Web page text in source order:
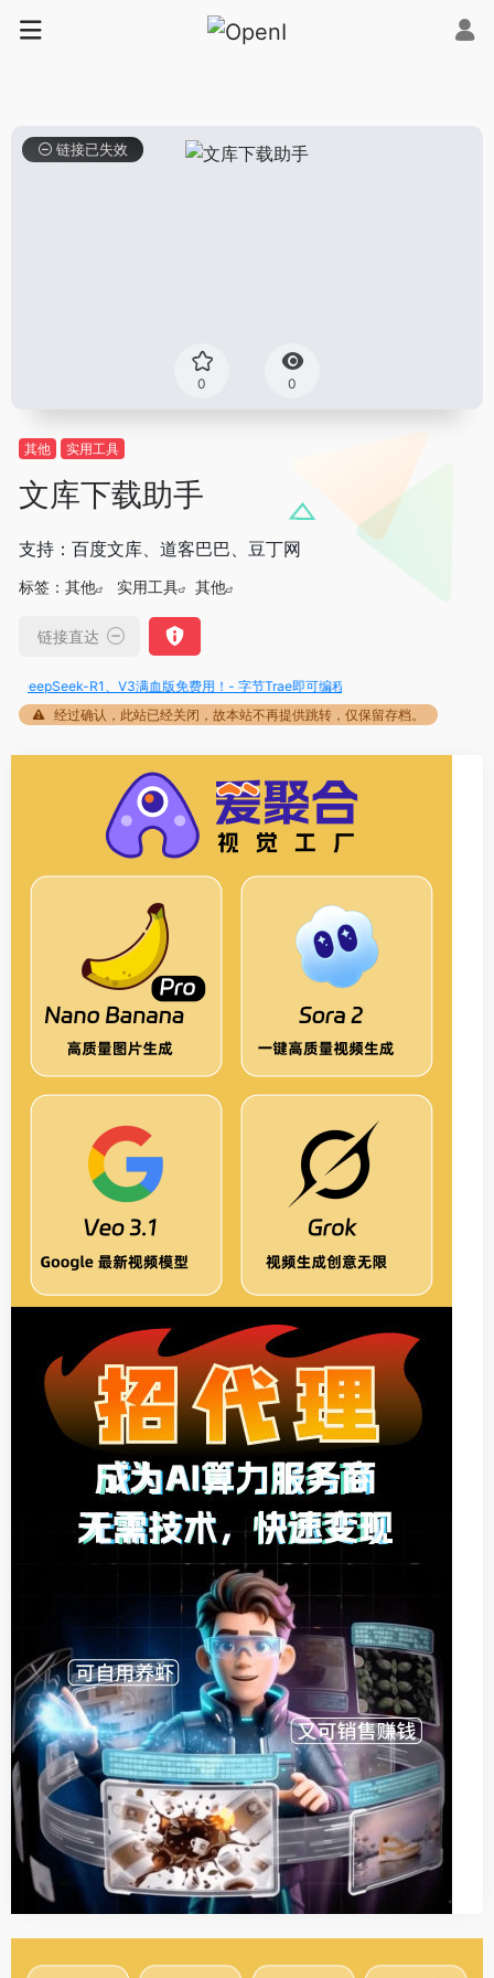
0 0
链接已失效
其他 实用工具
文库下载助手
支持：百度文库、道客巴巴、豆丁网
标签： 其他 实用工具 其他
链接直达
R1、V3满血版免费用！- 字节Trae即可编程又可聊天
经过确认，此站已经关闭，故本站不再提供跳转，仅保留存档。